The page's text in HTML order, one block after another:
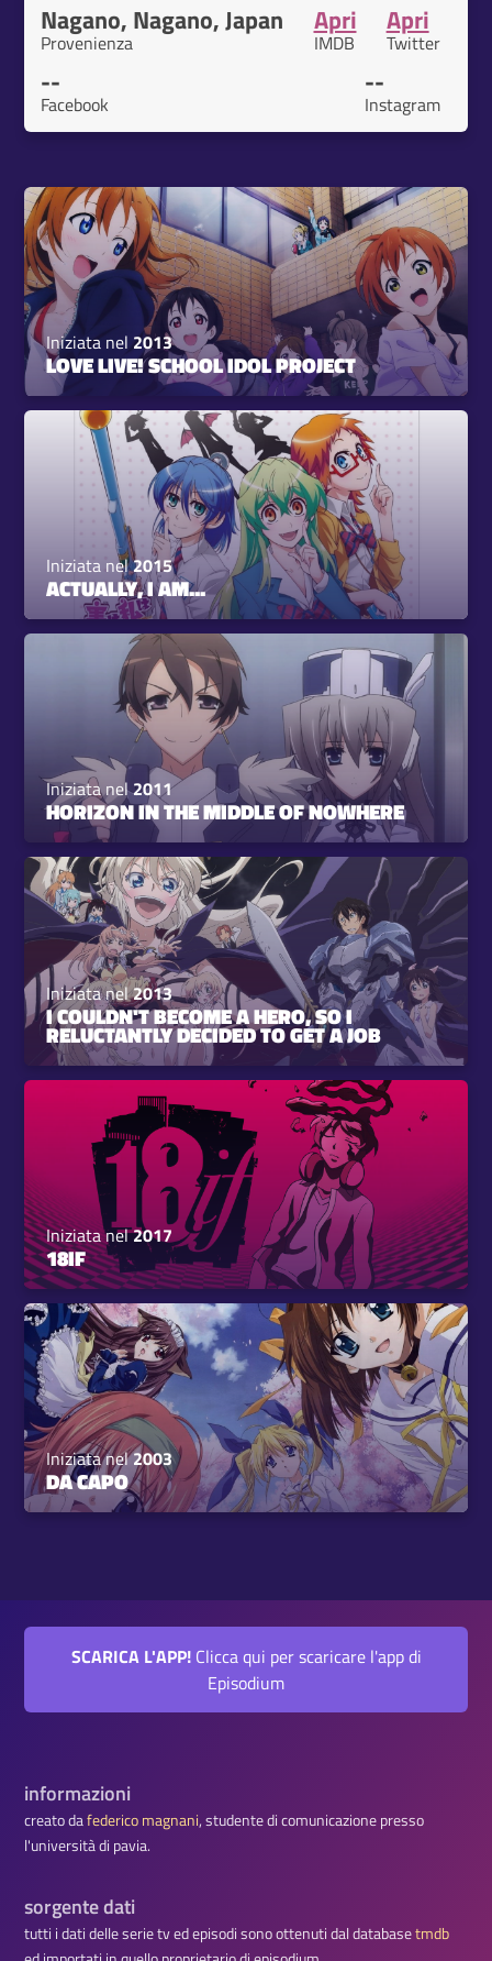
Nagano, Nagano, Japan
Provenienza
Apri
IMDB
Apri
Twitter
--
Facebook
--
Instagram
Iniziata nel2013
LOVE LIVE! SCHOOL IDOL PROJECT
Iniziata nel2015
ACTUALLY, I AM...
Iniziata nel2011
HORIZON IN THE MIDDLE OF NOWHERE
Iniziata nel2013
I COULDN'T BECOME A HERO, SO I
RELUCTANTLY DECIDED TO GET A JOB
Iniziata nel2017
18IF
Iniziata nel2003
DA CAPO
SCARICA L'APP!Clicca qui per scaricare l'app di
Episodium
informazioni
creato dafederico magnani, studente di comunicazione presso
l'università di pavia.
sorgente dati
tutti i dati delle serie tv ed episodi sono ottenuti dal databasetmdb